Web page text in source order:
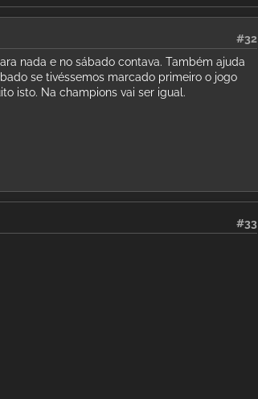
#32
nada e no sábado contava. Também ajuda
se tivéssemos marcado primeiro o jogo
isto. Na champions vai ser igual.
#33